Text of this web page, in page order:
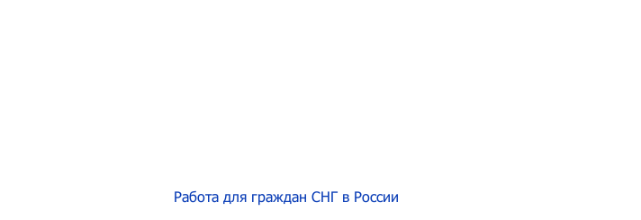
Работа для граждан СНГ в России